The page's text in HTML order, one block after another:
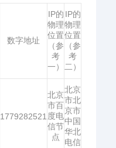
数字地址
IP的
物理
位置
（参
考
一）
IP的
物理
位置
（参
考
二）
1779282521
北京
市百
度电
信节
点
北京
市北
京市
中国
华北
电信